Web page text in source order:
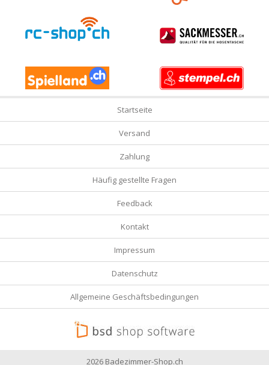
Startseite
Versand
Zahlung
Häufig gestellte Fragen
Feedback
Kontakt
Impressum
Datenschutz
Allgemeine Geschäftsbedingungen
2026 Badezimmer-Shop.ch